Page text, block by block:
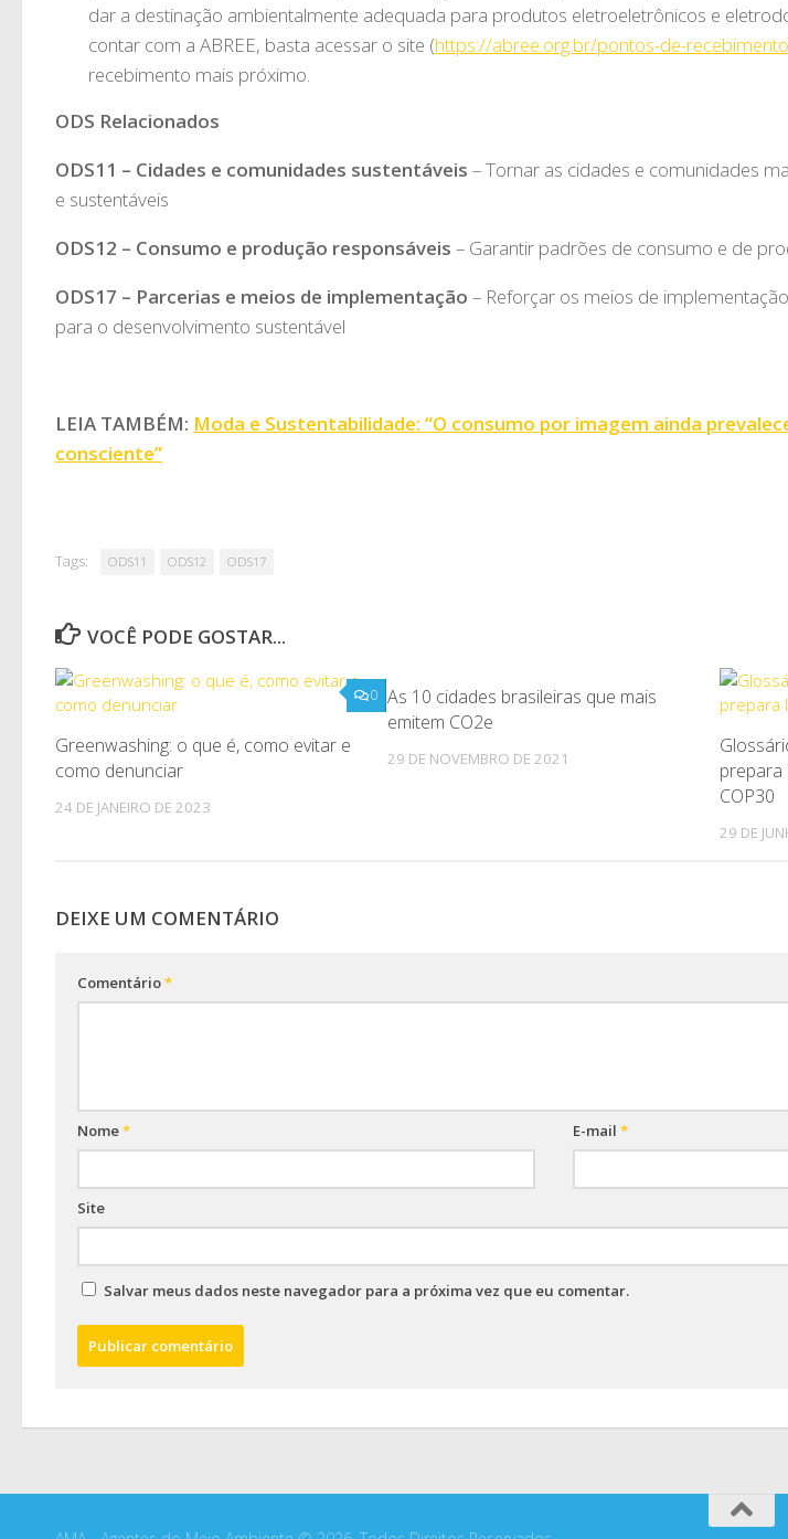
dar a destinação ambientalmente adequada para produtos eletroeletrônicos e
contar com a ABREE, basta acessar o site (https://abree.org.br/pontos-de-recebimento
recebimento mais próximo.
ODS Relacionados
ODS11 – Cidades e comunidades sustentáveis – Tornar as cidades e comunidades
e sustentáveis
ODS12 – Consumo e produção responsáveis – Garantir padrões de consumo e de
ODS17 – Parcerias e meios de implementação – Reforçar os meios de
para o desenvolvimento sustentável
LEIA TAMBÉM: Moda e Sustentabilidade: “O consumo por imagem ainda
consciente”
Tags: ODS11 ODS12 ODS17
VOCÊ PODE GOSTAR...
0
Greenwashing: o que é, como evitar e
como denunciar
24 DE JANEIRO DE 2023
As 10 cidades brasileiras que mais
emitem CO2e
29 DE NOVEMBRO DE 2021
prepara
COP30
29 DE
DEIXE UM COMENTÁRIO
Comentário*
Nome* E-mail*
Site
Salvar meus dados neste navegador para a próxima vez que eu comentar.